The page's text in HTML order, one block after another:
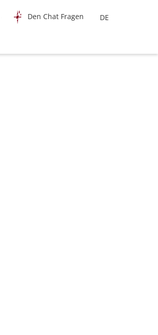
Den Chat Fragen